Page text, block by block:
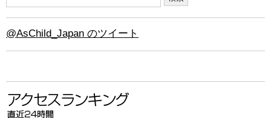
@AsChild_Japan のツイート